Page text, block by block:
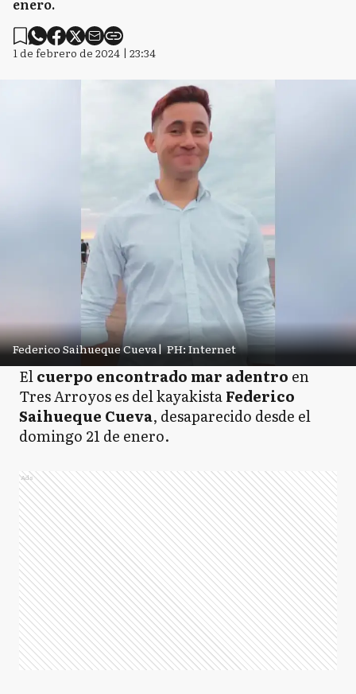
enero.
1 de febrero de 2024 | 23:34
Federico Saihueque Cueva| PH: Internet
Elcuerpo encontrado mar adentro en
Tres Arroyos es del kayakistaFederico
Saihueque Cueva, desaparecido desde el
domingo 21 de enero.
Ads